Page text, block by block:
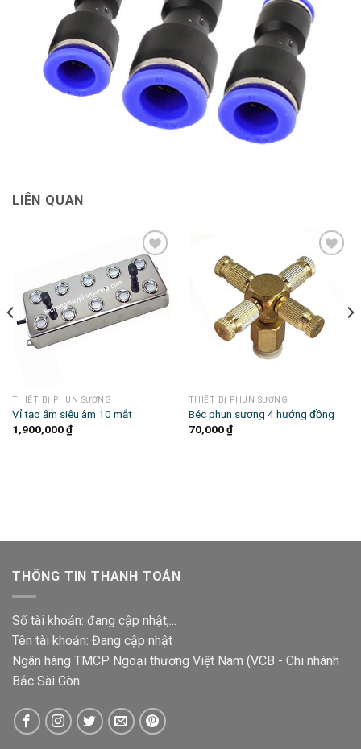
LIÊN QUAN
Add to
Wishlist
THIẾT BỊ PHUN SƯƠNG
Vỉ tạo ẩm siêu âm 10 mắt
1,900,000₫
Add to
Wishlist
THIẾT BỊ PHUN SƯƠNG
Béc phun sương 4 hướng đồng
70,000₫
THÔNG TIN THANH TOÁN
Số tài khoản: đang cập nhật,...
Tên tài khoản: Đang cập nhật
Ngân hàng TMCP Ngoại thương Việt Nam (VCB - Chi nhánh
Bắc Sài Gòn